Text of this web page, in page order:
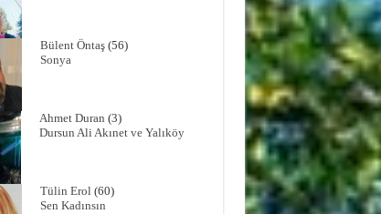
Bülent Öntaş(56)
Sonya
Ahmet Duran (3)
Dursun Ali Akınet ve Yalıköy
Tülin Erol(60)
Sen Kadınsın